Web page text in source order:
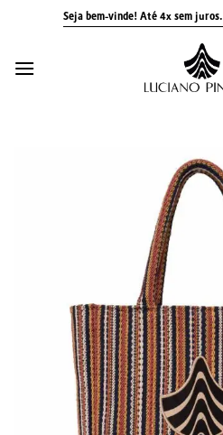
Seja bem-vinde! Até 4x sem juros.